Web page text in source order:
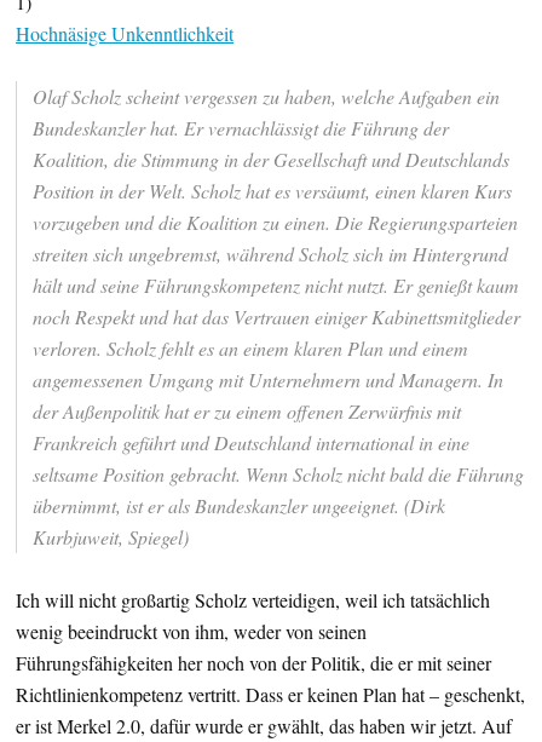
Hochnäsige Unkenntlichkeit
Olaf Scholz scheint vergessen zu haben, welche Aufgaben ein
Bundeskanzler hat. Er vernachlässigt die Führung der
Koalition, die Stimmung in der Gesellschaft und Deutschlands
Position in der Welt. Scholz hat es versäumt, einen klaren Kurs
vorzugeben und die Koalition zu einen. Die Regierungsparteien
streiten sich ungebremst, während Scholz sich im Hintergrund
hält und seine Führungskompetenz nicht nutzt. Er genießt kaum
noch Respekt und hat das Vertrauen einiger Kabinettsmitglieder
verloren. Scholz fehlt es an einem klaren Plan und einem
angemessenen Umgang mit Unternehmern und Managern. In
der Außenpolitik hat er zu einem offenen Zerwürfnis mit
Frankreich geführt und Deutschland international in eine
seltsame Position gebracht. Wenn Scholz nicht bald die Führung
übernimmt, ist er als Bundeskanzler ungeeignet. (Dirk
Kurbjuweit, Spiegel)
Ich will nicht großartig Scholz verteidigen, weil ich tatsächlich
wenig beeindruckt von ihm, weder von seinen
Führungsfähigkeiten her noch von der Politik, die er mit seiner
Richtlinienkompetenz vertritt. Dass er keinen Plan hat – geschenkt,
er ist Merkel 2.0, dafür wurde er gwählt, das haben wir jetzt. Auf